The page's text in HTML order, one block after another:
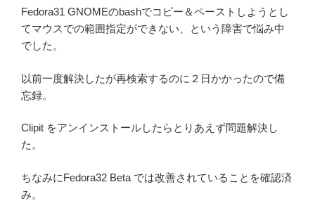
Fedora31 GNOMEのbashでコピー＆ペーストしようとし
てマウスでの範囲指定ができない、という障害で悩み中
でした。
以前一度解決したが再検索するのに２日かかったので備
忘録。
Clipit をアンインストールしたらとりあえず問題解決し
た。
ちなみにFedora32 Beta では改善されていることを確認済
み。